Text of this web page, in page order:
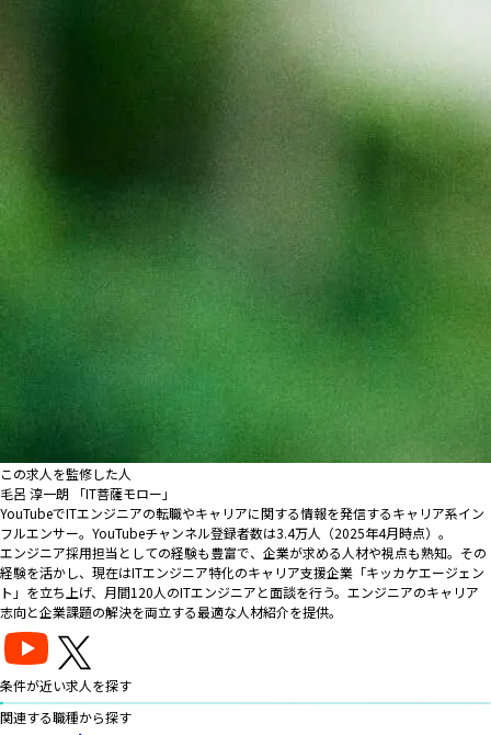
この求人を監修した人
毛呂 淳一朗 「IT菩薩モロー」
YouTubeでITエンジニアの転職やキャリアに関する情報を発信するキャリア系イン
フルエンサー。YouTubeチャンネル登録者数は3.4万人（2025年4月時点）。
エンジニア採用担当としての経験も豊富で、企業が求める人材や視点も熟知。その
経験を活かし、現在はITエンジニア特化のキャリア支援企業「キッカケエージェン
ト」を立ち上げ、月間120人のITエンジニアと面談を行う。エンジニアのキャリア
志向と企業課題の解決を両立する最適な人材紹介を提供。
条件が近い求人を探す
関連する職種から探す